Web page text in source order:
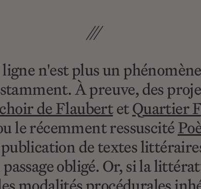
///
n'est plus un
À preuve, des
de FlaubertetQuartier F
le récemment ressuscité
de textes
obligé. Or, si la